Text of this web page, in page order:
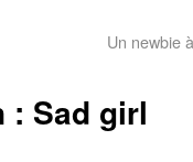
Un newbie
: Sad girl